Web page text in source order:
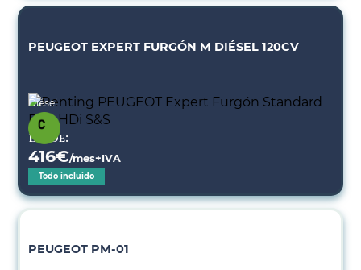
PEUGEOT EXPERT FURGÓN M DIÉSEL 120CV
Diésel
Desde:
416€/mes+IVA
Todo incluido
PEUGEOT PM-01